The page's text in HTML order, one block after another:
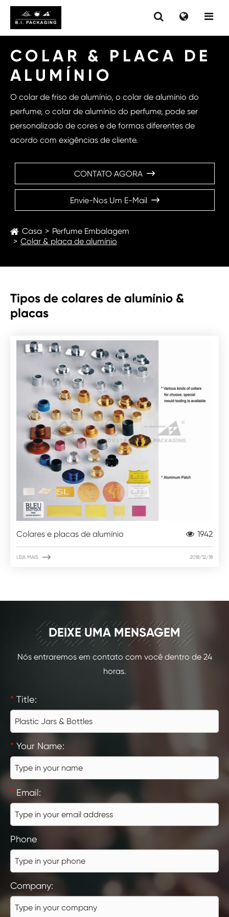
COLAR & PLACA DE
ALUMÍNIO
O colar de friso de alumínio, o colar de alumínio do
perfume, o colar de alumínio do perfume, pode ser
personalizado de cores e de formas diferentes de
acordo com exigências de cliente.
CONTATO AGORA 
Envie-Nos Um E-Mail 
Casa
Perfume Embalagem
Colar & placa de alumínio
PRODUTO
Tipos de colares de alumínio &
placas
Colares e placas de alumínio 1942
LEIA MAIS  2018/12/18
CONTATO
DEIXE UMA MENSAGEM
Nós entraremos em contato com você dentro de 24
horas.
* Title:
* Your Name:
* Email:
Phone
Company: